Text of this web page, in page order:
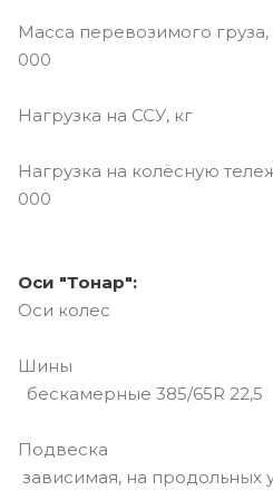
Масса
000
Нагрузка на
Нагрузка на
000
Оси "Тонар":
Оси
бескамерные 385/65R 22,5
зависимая, на продольных